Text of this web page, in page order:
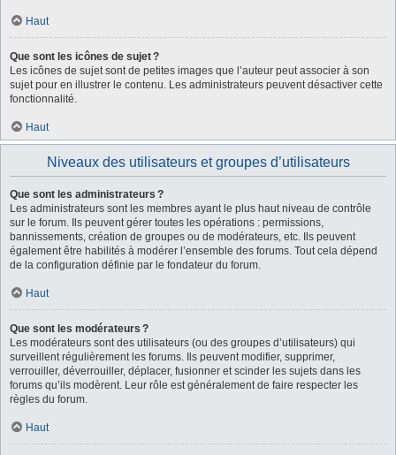
Haut
Que sont les icônes de sujet ?
Les icônes de sujet sont de petites images que l’auteur peut associer à son
sujet pour en illustrer le contenu. Les administrateurs peuvent désactiver cette
fonctionnalité.
Haut
Niveaux des utilisateurs et groupes d’utilisateurs
Que sont les administrateurs ?
Les administrateurs sont les membres ayant le plus haut niveau de contrôle
sur le forum. Ils peuvent gérer toutes les opérations : permissions,
bannissements, création de groupes ou de modérateurs, etc. Ils peuvent
également être habilités à modérer l’ensemble des forums. Tout cela dépend
de la configuration définie par le fondateur du forum.
Haut
Que sont les modérateurs ?
Les modérateurs sont des utilisateurs (ou des groupes d’utilisateurs) qui
surveillent régulièrement les forums. Ils peuvent modifier, supprimer,
verrouiller, déverrouiller, déplacer, fusionner et scinder les sujets dans les
forums qu’ils modèrent. Leur rôle est généralement de faire respecter les
règles du forum.
Haut